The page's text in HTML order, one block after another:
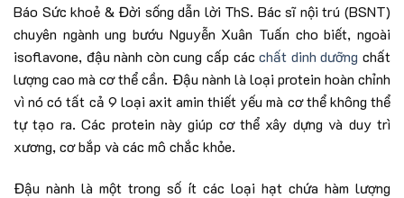
Báo Sức khoẻ & Đời sống dẫn lời ThS. Bác sĩ nội trú (BSNT)
chuyên ngành ung bướu Nguyễn Xuân Tuấn cho biết, ngoài
isoflavone, đậu nành còn cung cấp cácchất dinh dưỡng chất
lượng cao mà cơ thể cần. Đậu nành là loại protein hoàn chỉnh
vì nó có tất cả 9 loại axit amin thiết yếu mà cơ thể không thể
tự tạo ra. Các protein này giúp cơ thể xây dựng và duy trì
xương, cơ bắp và các mô chắc khỏe.
Đậu nành là một trong số ít các loại hạt chứa hàm lượng